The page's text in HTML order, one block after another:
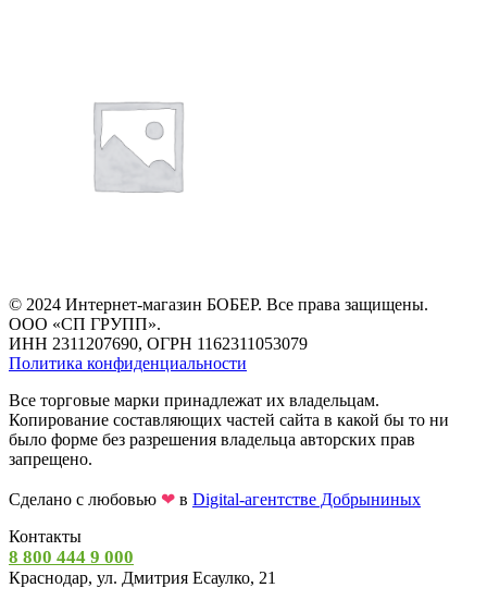
© 2024 Интернет-магазин БОБЕР. Все права защищены.
ООО «СП ГРУПП».
ИНН 2311207690, ОГРН 1162311053079
Политика конфиденциальности
Все торговые марки принадлежат их владельцам.
Копирование составляющих частей сайта в какой бы то ни
было форме без разрешения владельца авторских прав
запрещено.
Сделано с любовью ❤ в Digital-агентстве Добрыниных
Контакты
8 800 444 9 000
Краснодар, ул. Дмитрия Есаулко, 21